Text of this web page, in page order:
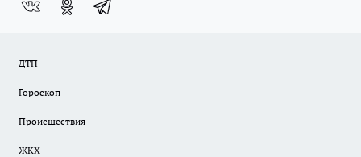
ДТП
Гороскоп
Происшествия
ЖКХ